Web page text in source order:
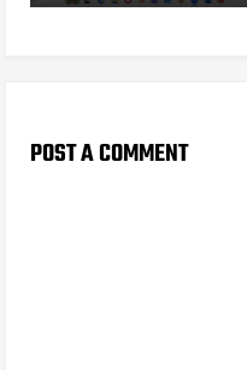
POST A COMMENT